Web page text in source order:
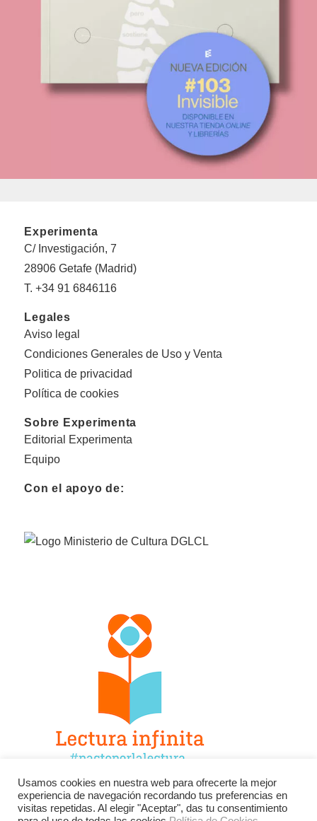
Experimenta
C/ Investigación, 7
28906 Getafe (Madrid)
T. +34 91 6846116
Legales
Aviso legal
Condiciones Generales de Uso y Venta
Politica de privacidad
Política de cookies
Sobre Experimenta
Editorial Experimenta
Equipo
Con el apoyo de:
Facebook Twitter
Instagram
Usamos cookies en nuestra web para ofrecerte la mejor
experiencia de navegación recordando tus preferencias en
visitas repetidas. Al elegir "Aceptar", das tu consentimiento